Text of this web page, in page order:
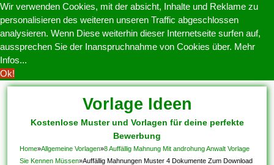
Wir verwenden Cookies, mit der absicht, Inhalte und Reklame zu
personalisieren des weiteren unseren Traffic abgeschlossen
analysieren. Wenn Diese weiterhin dieser Internetseite surfen auf,
aussprechen Sie der Inanspruchnahme von Cookies über. Mehr
Infos...
Ok!
Vorlage Ideen
Kostenlose Muster und Vorlagen für deine perfekte
Bewerbung
Home»Allgemeine Vorlagen»8 Auffällig Mahnung Mit androhung Anwalt Vorlage
Sie Kennen Müssen»Auffällig Mahnungen Muster 4 Dokumente Zum Download